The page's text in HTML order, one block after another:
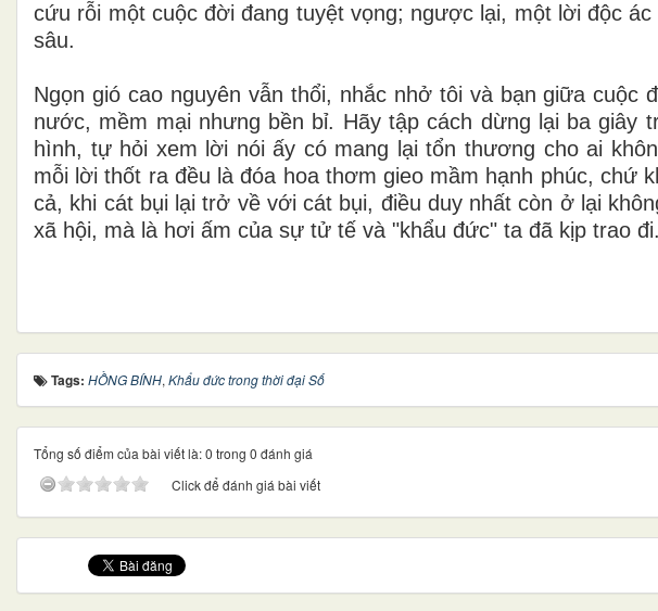
cứu rỗi một cuộc đời đang tuyệt vọng; ngược lại, một lời độc
sâu.
Ngọn gió cao nguyên vẫn thổi, nhắc nhở tôi và bạn giữa cuộc
nước, mềm mại nhưng bền bỉ. Hãy tập cách dừng lại ba giây
hình, tự hỏi xem lời nói ấy có mang lại tổn thương cho ai
mỗi lời thốt ra đều là đóa hoa thơm gieo mầm hạnh phúc, chứ
cả, khi cát bụi lại trở về với cát bụi, điều duy nhất còn ở lại
xã hội, mà là hơi ấm của sự tử tế và "khẩu đức" ta đã kịp trao đi.
Tags: HỒNG BÍNH, Khẩu đức trong thời đại Số
Tổng số điểm của bài viết là: 0 trong 0 đánh giá
Click để đánh giá bài viết